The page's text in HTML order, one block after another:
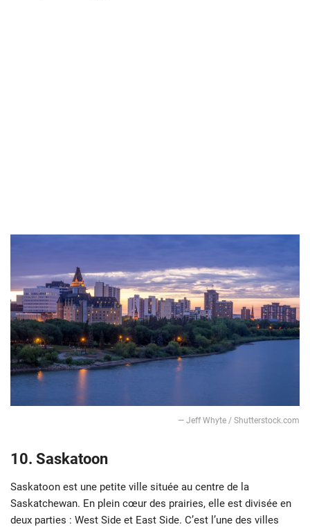
― Jeff Whyte / Shutterstock.com
10. Saskatoon
Saskatoon est une petite ville située au centre de la
Saskatchewan. En plein cœur des prairies, elle est divisée en
deux parties : West Side et East Side. C’est l’une des villes